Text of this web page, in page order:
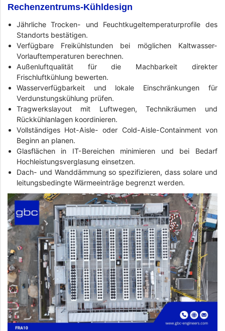
Rechenzentrums-Kühldesign
Jährliche Trocken- und Feuchtkugeltemperaturprofile des
Standorts bestätigen.
Verfügbare Freikühlstunden bei möglichen Kaltwasser-
Vorlauftemperaturen berechnen.
Außenluftqualität für die Machbarkeit direkter
Frischluftkühlung bewerten.
Wasserverfügbarkeit und lokale Einschränkungen für
Verdunstungskühlung prüfen.
Tragwerkslayout mit Luftwegen, Technikräumen und
Rückkühlanlagen koordinieren.
Vollständiges Hot-Aisle- oder Cold-Aisle-Containment von
Beginn an planen.
Glasflächen in IT-Bereichen minimieren und bei Bedarf
Hochleistungsverglasung einsetzen.
Dach- und Wanddämmung so spezifizieren, dass solare und
leitungsbedingte Wärmeeinträge begrenzt werden.